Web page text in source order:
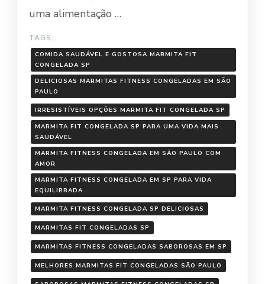
uma alimentação …
TAGS:
COMIDA SAUDÁVEL E GOSTOSA MARMITA FIT
CONGELADA SP
DELICIOSAS MARMITAS FITNESS CONGELADAS EM SÃO
PAULO
IRRESISTÍVEIS OPÇÕES MARMITA FIT CONGELADA SP
MARMITA FIT CONGELADA SP PARA UMA VIDA MAIS
SAUDÁVEL
MARMITA FITNESS CONGELADA EM SÃO PAULO COM
AMOR
MARMITA FITNESS CONGELADA EM SP PARA VIDA
EQUILIBRADA
MARMITA FITNESS CONGELADA SP DELICIOSAS
MARMITAS FIT CONGELADAS SP
MARMITAS FITNESS CONGELADAS SABOROSAS EM SP
MELHORES MARMITAS FIT CONGELADAS SÃO PAULO